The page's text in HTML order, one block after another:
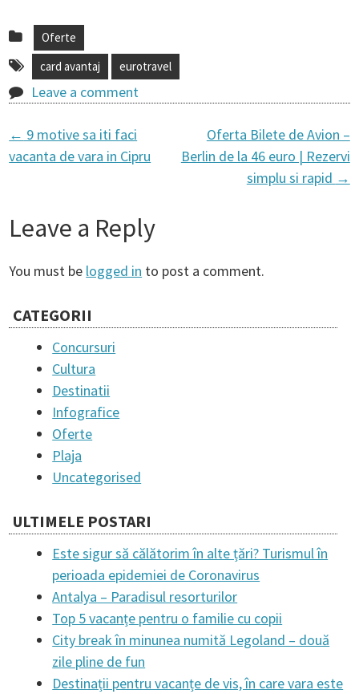
Oferte
card avantaj
eurotravel
Leave a comment
P
s
n
g
← 9 motive sa iti faci
vacanta de vara in Cipru
Oferta Bilete de Avion –
Berlin de la 46 euro | Rezervi
simplu si rapid →
Leave a Reply
You must be logged in to post a comment.
CATEGORII
Concursuri
Cultura
Destinatii
Infografice
Oferte
Plaja
Uncategorised
ULTIMELE POSTARI
Este sigur să călătorim în alte țări? Turismul în
perioada epidemiei de Coronavirus
Antalya – Paradisul resorturilor
Top 5 vacanțe pentru o familie cu copii
City break în minunea numită Legoland – două
zile pline de fun
Destinații pentru vacanțe de vis, în care vara este